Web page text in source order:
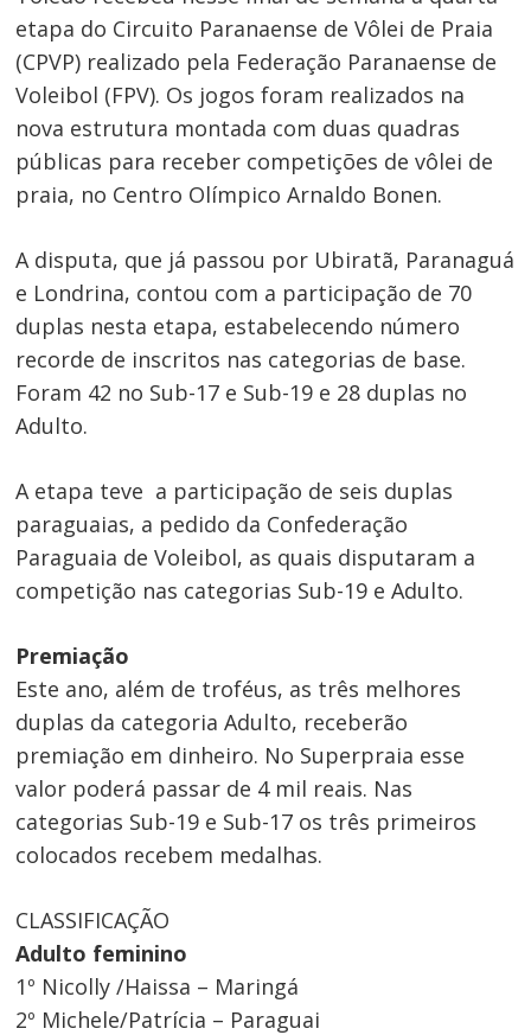
etapa do Circuito Paranaense de Vôlei de Praia
(CPVP) realizado pela Federação Paranaense de
Voleibol (FPV). Os jogos foram realizados na
nova estrutura montada com duas quadras
públicas para receber competições de vôlei de
praia, no Centro Olímpico Arnaldo Bonen.
A disputa, que já passou por Ubiratã, Paranaguá
e Londrina, contou com a participação de 70
duplas nesta etapa, estabelecendo número
recorde de inscritos nas categorias de base.
Foram 42 no Sub-17 e Sub-19 e 28 duplas no
Adulto.
A etapa teve a participação de seis duplas
paraguaias, a pedido da Confederação
Paraguaia de Voleibol, as quais disputaram a
competição nas categorias Sub-19 e Adulto.
Premiação
Este ano, além de troféus, as três melhores
duplas da categoria Adulto, receberão
premiação em dinheiro. No Superpraia esse
valor poderá passar de 4 mil reais. Nas
categorias Sub-19 e Sub-17 os três primeiros
colocados recebem medalhas.
CLASSIFICAÇÃO
Adulto feminino
1º Nicolly /Haissa – Maringá
2º Michele/Patrícia – Paraguai
Navegação
de
Post